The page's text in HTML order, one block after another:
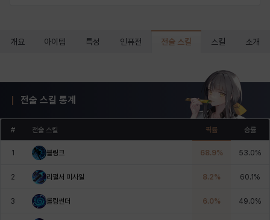
수아 슈린
실비아 아델라 아드리아나 아디나 아르다 아비게일
알론소 얀
에스텔 에이든 엠마 요한
개요 아이템 특성 인퓨전 전술 스킬 스킬 소개
전술 스킬 통계
# 전술 스킬 픽률 승률
1 블링크 68.9% 53.0%
2 리펄서 미사일 8.2% 60.1%
3 롤링썬더 6.0% 49.0%